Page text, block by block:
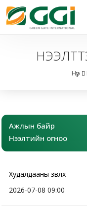
Нүүр
Ажлын байр
Нээлтийн огноо
Худалдааны зөвлөх
2026-07-08 09:00